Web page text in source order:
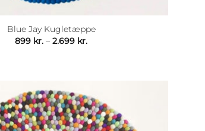
Blue Jay Kugletæppe
899 kr. – 2.699 kr.Prisinterval: